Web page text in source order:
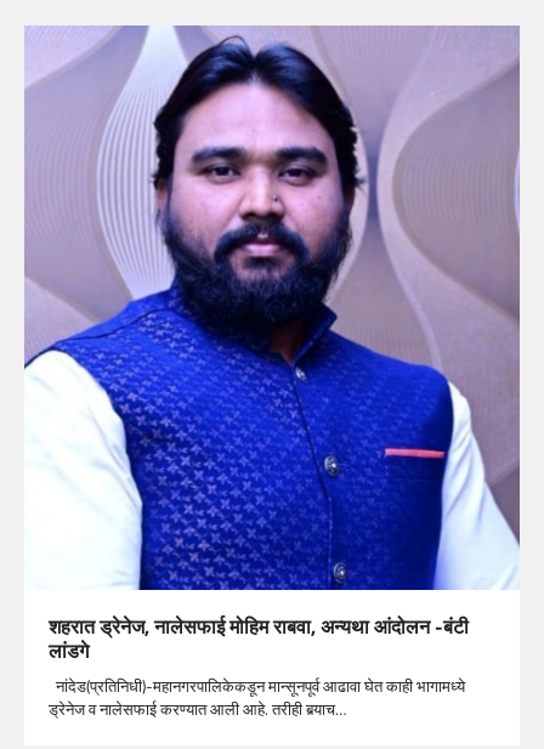
शहरात ड्रेनेज, नालेसफाई मोहिम राबवा, अन्यथा आंदोलन -बंटी
लांडगे
नांदेड(प्रतिनिधी)-महानगरपालिकेकडून मान्सूनपूर्व आढावा घेत काही भागामध्ये
ड्रेनेज व नालेसफाई करण्यात आली आहे. तरीही बर्‍याच…